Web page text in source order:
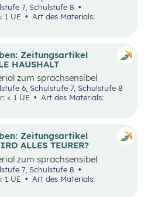
“Hallstatt geht
unter”.
Schulstufe 6, Schulstufe 7, Schulstufe 8
1 UE
Zeitungsartikel
HAUSHALT
zum sprachsensibel
“MüllfalleSchulstufe 5, Schulstufe 6, Schulstufe 7, Schulstufe 8
< 1 UE
Art des Materials:
Zeitungsartikel
ALLES TEURER?
zum sprachsensibel
“Wieso wird alles
Schulstufe 6, Schulstufe 7, Schulstufe 8
1 UE